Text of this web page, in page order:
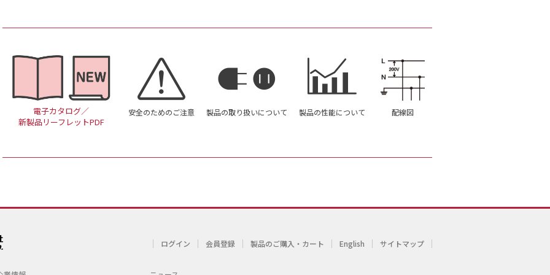
電子カタログ／
新製品リーフレットPDF
安全のためのご注意 製品の取り扱いについて 製品の性能について 配線図
ログイン 会員登録 製品のご購入・カート English サイトマップ